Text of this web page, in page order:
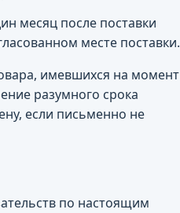
месяц после поставки
месте поставки.
имевшихся на момент
разумного срока
если письменно не
по настоящим